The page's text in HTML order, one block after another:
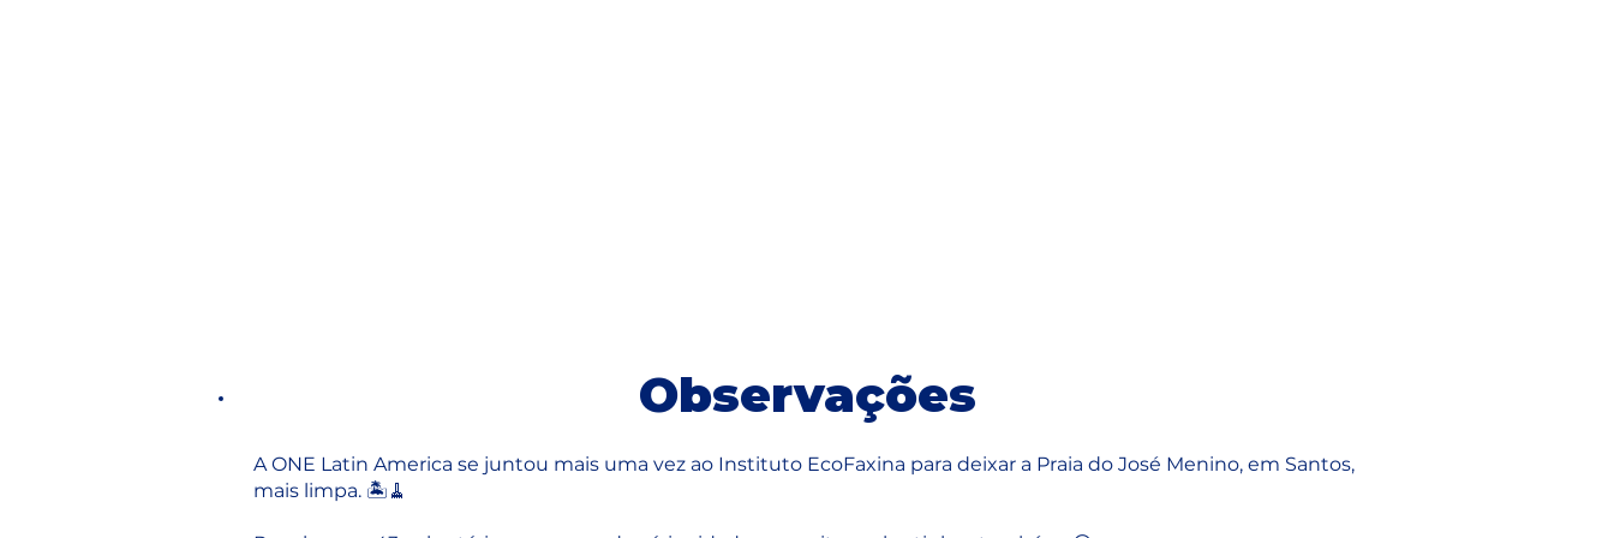
Observações
A ONE Latin America se juntou mais uma vez ao Instituto EcoFaxina para deixar a Praia do José Menino, em Santos,
mais limpa. 🏝🧹